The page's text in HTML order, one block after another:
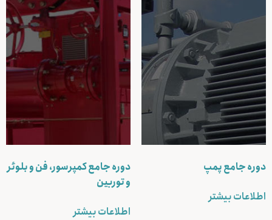
دوره جامع پمپ
اطلاعات بیشتر
دوره جامع کمپرسور، فن و بلوئر
و توربین
اطلاعات بیشتر